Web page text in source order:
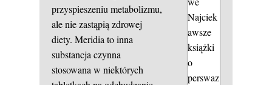
przyspieszeniu metabolizmu,
ale nie zastąpią zdrowej
diety. Meridia to inna
substancja czynna
stosowana w niektórych
Najciek
awsze
książki
o
perswaz